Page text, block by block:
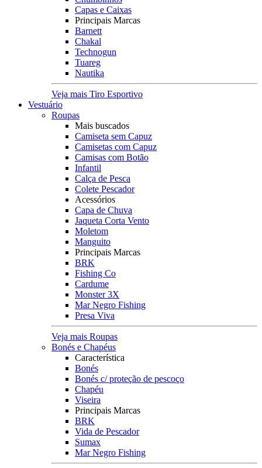
Capas e Caixas
Principais Marcas
Barnett
Chakal
Technogun
Tuareg
Nautika
Veja mais Tiro Esportivo
Vestuário
Roupas
Mais buscados
Camiseta sem Capuz
Camisetas com Capuz
Camisas com Botão
Infantil
Calça de Pesca
Colete Pescador
Acessórios
Capa de Chuva
Jaqueta Corta Vento
Moletom
Manguito
Principais Marcas
BRK
Fishing Co
Cardume
Monster 3X
Mar Negro Fishing
Presa Viva
Veja mais Roupas
Bonés e Chapéus
Característica
Bonés
Bonés c/ proteção de pescoço
Chapéu
Viseira
Principais Marcas
BRK
Vida de Pescador
Sumax
Mar Negro Fishing